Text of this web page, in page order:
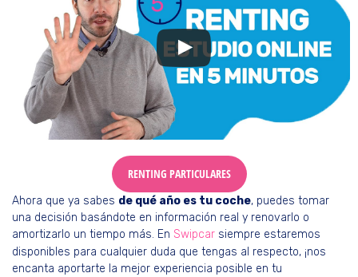
RENTING PARTICULARES
Ahora que ya sabes de qué año es tu coche, puedes tomar
una decisión basándote en información real y renovarlo o
amortizarlo un tiempo más. En Swipcar siempre estaremos
disponibles para cualquier duda que tengas al respecto, ¡nos
encanta aportarte la mejor experiencia posible en tu